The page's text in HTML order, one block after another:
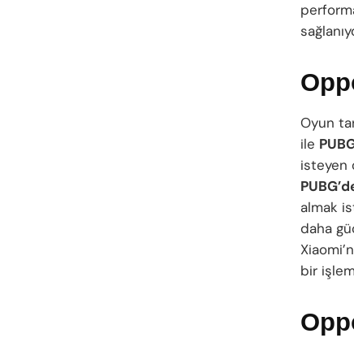
Oyun
ile
isteyen
almak
daha
bir